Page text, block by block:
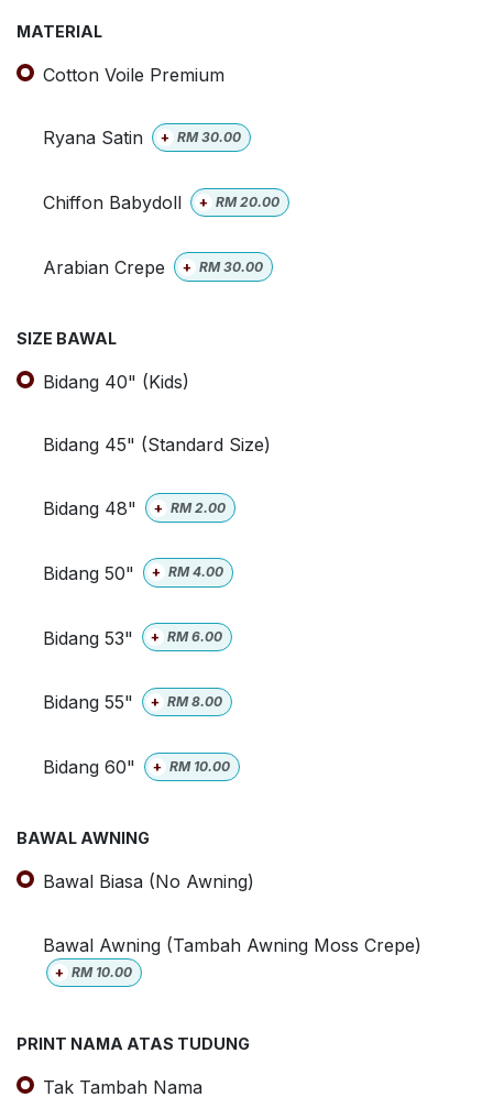
MATERIAL
Cotton Voile Premium
Ryana Satin + RM30.00
Chiffon Babydoll + RM20.00
Arabian Crepe + RM30.00
SIZE BAWAL
Bidang 40" (Kids)
Bidang 45" (Standard Size)
Bidang 48" + RM2.00
Bidang 50" + RM4.00
Bidang 53" + RM6.00
Bidang 55" + RM8.00
Bidang 60" + RM 10.00
BAWAL AWNING
Bawal Biasa (No Awning)
Bawal Awning (Tambah Awning Moss Crepe)
+ RM 10.00
PRINT NAMA ATAS TUDUNG
Tak Tambah Nama